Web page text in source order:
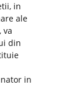
in
ale
va
din
in